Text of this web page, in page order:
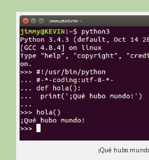
¡Qué hubo